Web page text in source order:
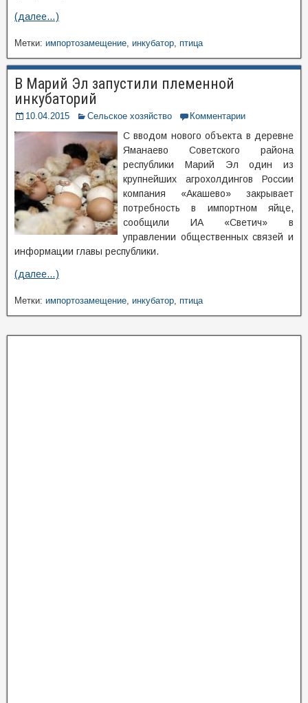
(далее…)
Метки: импортозамещение, инкубатор, птица
В Марий Эл запустили племенной
инкубаторий
10.04.2015 Сельское хозяйство Комментарии
С вводом нового объекта в деревне
Яманаево Советского района
республики Марий Эл один из
крупнейших агрохолдингов России
компания «Акашево» закрывает
потребность в импортном яйце,
сообщили ИА «Светич» в
управлении общественных связей и
информации главы республики.
(далее…)
Метки: импортозамещение, инкубатор, птица